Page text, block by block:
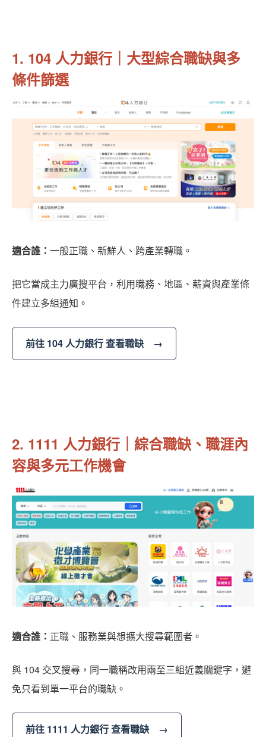
1. 104 人力銀行｜大型綜合職缺與多
條件篩選
適合誰： 一般正職、新鮮人、跨產業轉職。
把它當成主力廣搜平台，利用職務、地區、薪資與產業條
件建立多組通知。
前往 104 人力銀行 查看職缺 →
2. 1111 人力銀行｜綜合職缺、職涯內
容與多元工作機會
適合誰： 正職、服務業與想擴大搜尋範圍者。
與 104 交叉搜尋，同一職稱改用兩至三組近義關鍵字，避
免只看到單一平台的職缺。
前往 1111 人力銀行 查看職缺 →